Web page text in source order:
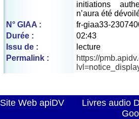
initiations
n’aura été
N° GIAA :
fr-giaa33-
Durée :
02:43
Issu de :
lecture
Permalink :
https://
Site Web apiDV
Livres audio